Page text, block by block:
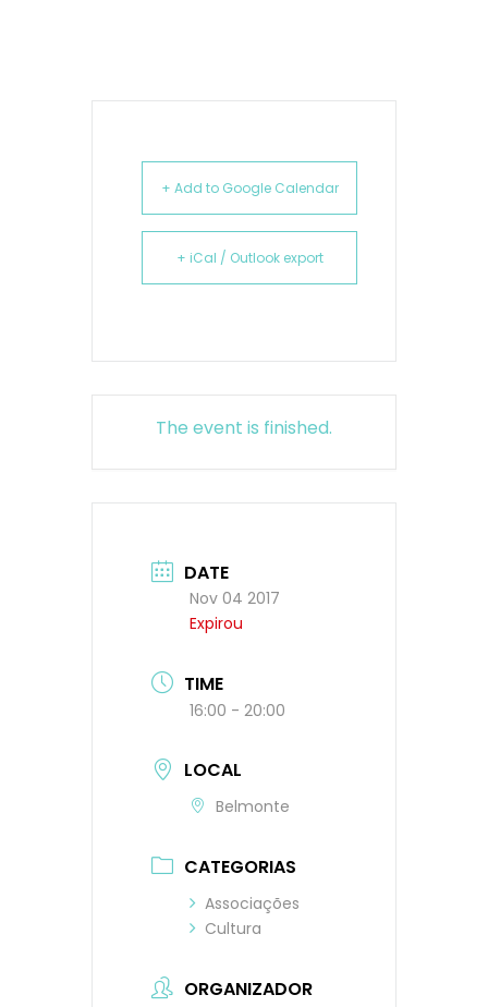
+ Add to Google Calendar
+ iCal / Outlook export
The event is finished.
DATE
Nov 04 2017
Expirou
TIME
16:00 - 20:00
LOCAL
Belmonte
CATEGORIAS
Associações
Cultura
ORGANIZADOR